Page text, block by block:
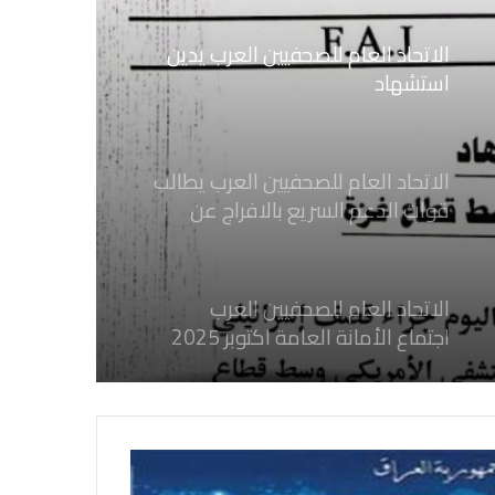
الاتحاد العام للصحفيين العرب يدين
استشهاد
ثلاثة صحفيين فلسطينيين باستهداف
الاتحاد العام للصحفيين العرب يطالب
قوات الدعم السريع بالافراج عن
الصحفيين السودانيين المعتقلين لديها
الاتحاد العام للصحفيين العرب
اجتماع الأمانة العامة اكتوبر 2025
بكل قوة جرائم الاحتلال الصهيوني فى